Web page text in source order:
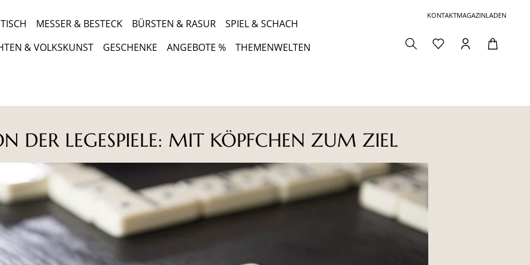
KONTAKTMAGAZINLADEN
MESSER & BESTECK BÜRSTEN & RASUR
SPIEL & SCHACH
& VOLKSKUNST
GESCHENKE ANGEBOTE % THEMENWELTEN
DER LEGESPIELE: MIT KÖPFCHEN ZUM ZIEL